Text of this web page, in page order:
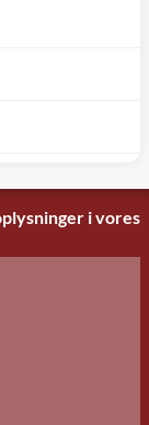
i vores